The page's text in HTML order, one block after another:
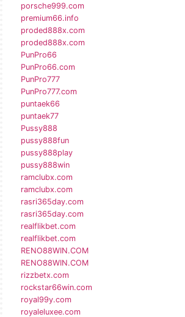
porsche999.com
premium66.info
proded888x.com
proded888x.com
PunPro66
PunPro66.com
PunPro777
PunPro777.com
puntaek66
puntaek77
Pussy888
pussy888fun
pussy888play
pussy888win
ramclubx.com
ramclubx.com
rasri365day.com
rasri365day.com
realflikbet.com
realflikbet.com
RENO88WIN.COM
RENO88WIN.COM
rizzbetx.com
rockstar66win.com
royal99y.com
royaleluxee.com